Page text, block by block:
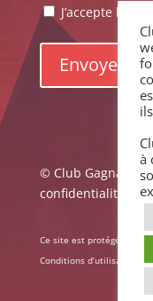
RGPDJ’accepte la
© Club Gagnants –
confidentialité
Ce site est protégé par
Conditions d’utilisation
à